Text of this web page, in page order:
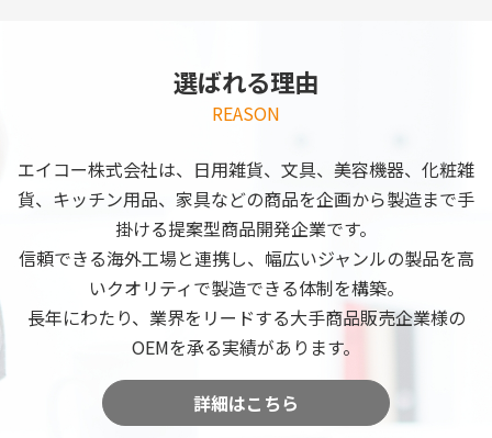
選ばれる理由
REASON
エイコー株式会社は、日用雑貨、文具、美容機器、化粧雑
貨、キッチン用品、家具などの商品を企画から製造まで手
掛ける提案型商品開発企業です。
信頼できる海外工場と連携し、幅広いジャンルの製品を高
いクオリティで製造できる体制を構築。
長年にわたり、業界をリードする大手商品販売企業様の
OEMを承る実績があります。
詳細はこちら